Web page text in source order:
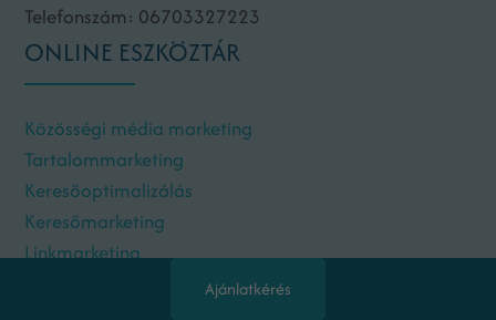
Telefonszám: 06703327223
ONLINE ESZKÖZTÁR
Közösségi média marketing
Tartalommarketing
Keresőoptimalizálás
Keresőmarketing
Linkmarketing
Ajánlatkérés